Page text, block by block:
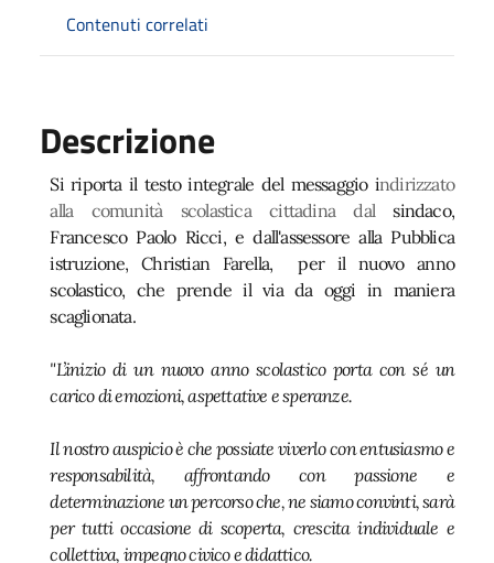
Contenuti correlati
Descrizione
Si riporta il testo integrale del messaggio indirizzato
alla comunità scolastica cittadina dalsindaco,
Francesco Paolo Ricci, e dall'assessore alla Pubblica
istruzione, Christian Farella, per il nuovo anno
scolastico, che prende il via da oggi in maniera
scaglionata.
"L’inizio di un nuovo anno scolastico porta con sé un
carico di emozioni, aspettative e speranze.
Il nostro auspicio è che possiate viverlo con entusiasmo e
responsabilità, affrontando con passione e
determinazione un percorso che, ne siamo convinti, sarà
per tutti occasione di scoperta, crescita individuale e
collettiva, impegno civico e didattico.